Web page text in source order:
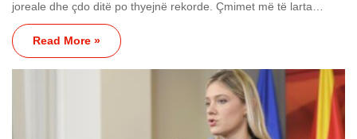
joreale dhe çdo ditë po thyejnë rekorde. Çmimet më të larta…
Read More »